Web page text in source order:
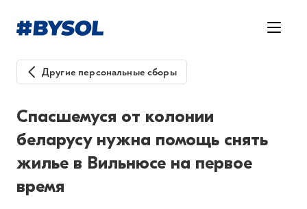
Другие персональные сборы
Спасшемуся от колонии
беларусу нужна помощь снять
жилье в Вильнюсе на первое
время